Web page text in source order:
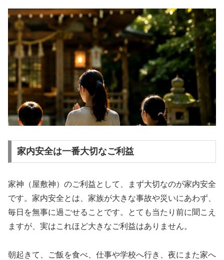
家内安全は一番大切なご利益
家神（屋敷神）のご利益として、まず大切なのが家内安全
です。家内安全とは、家族が大きな事故や災いにあわず、
毎日を無事に過ごせることです。とても当たり前に聞こえ
ますが、実はこれほど大きなご利益はありません。
朝起きて、ご飯を食べ、仕事や学校へ行き、夜にまた家へ